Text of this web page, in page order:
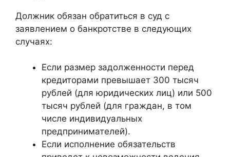
Должник обязан обратиться в суд с
заявлением о банкротстве в следующих
случаях:
Если размер задолженности перед
кредиторами превышает 300 тысяч
рублей (для юридических лиц) или 500
тысяч рублей (для граждан, в том
числе индивидуальных
предпринимателей).
Если исполнение обязательств